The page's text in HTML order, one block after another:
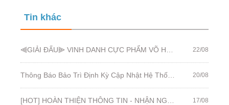
Tin khác
22/08
20/08
17/08